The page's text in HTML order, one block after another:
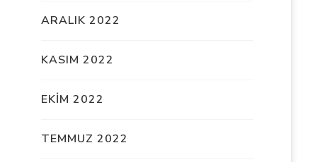
ARALIK 2022
KASIM 2022
EKIM 2022
TEMMUZ 2022